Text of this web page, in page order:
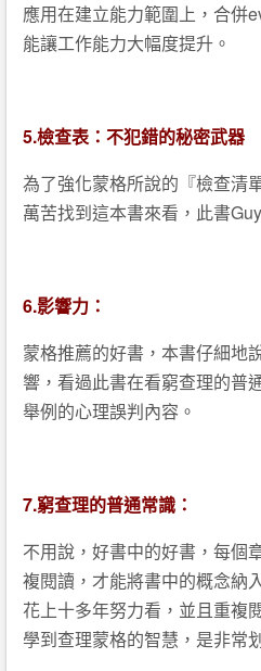
應用在建立能力範圍上，合併
能讓工作能力大幅度提升。
5.檢查表：不犯錯的秘密武器
為了強化蒙格所說的『檢查清
萬苦找到這本書來看，此書
6.影響力：
蒙格推薦的好書，本書仔細地
響，看過此書在看窮查理的普
舉例的心理誤判內容。
7.窮查理的普通常識：
不用說，好書中的好書，每個
複閱讀，才能將書中的概念納
花上十多年努力看，並且重複
學到查理蒙格的智慧，是非常